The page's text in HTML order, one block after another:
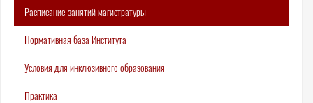
Расписание занятий магистратуры
Нормативная база Института
Условия для инклюзивного образования
Практика